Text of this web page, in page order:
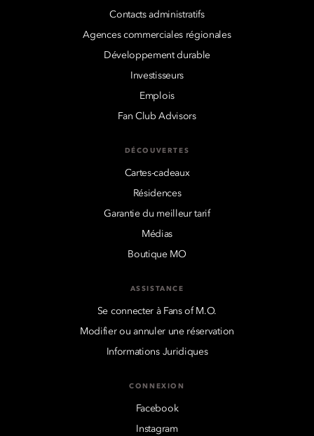
Contacts administratifs
Agences commerciales régionales
Développement durable
Investisseurs
Emplois
Fan Club Advisors
DÉCOUVERTES
Cartes-cadeaux
Résidences
Garantie du meilleur tarif
Médias
Boutique MO
ASSISTANCE
Se connecter à Fans of M.O.
Modifier ou annuler une réservation
Informations Juridiques
CONNEXION
Facebook
Instagram